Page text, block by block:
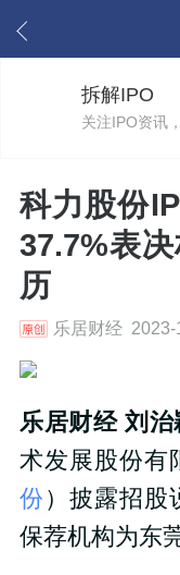
拆解IPO
关注IPO资讯
科力股份
37.7%表
历
乐居财经 2023-
乐居财经 刘治
术发展股份有
份 ）披露招股
保荐机构为东